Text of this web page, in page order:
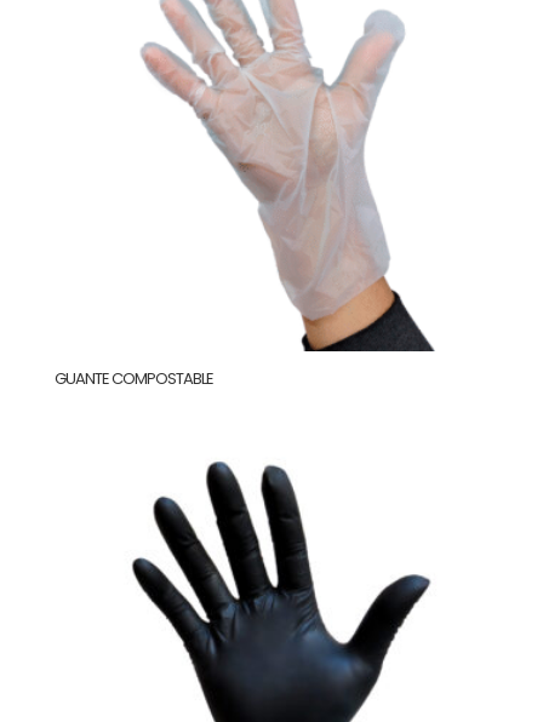
GUANTE COMPOSTABLE